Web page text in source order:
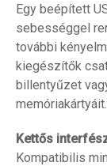
Egy beépített
sebességgel
további
kiegészítők
billentyűzet
memóriakártyáit.
Kettős
Kompatibilis